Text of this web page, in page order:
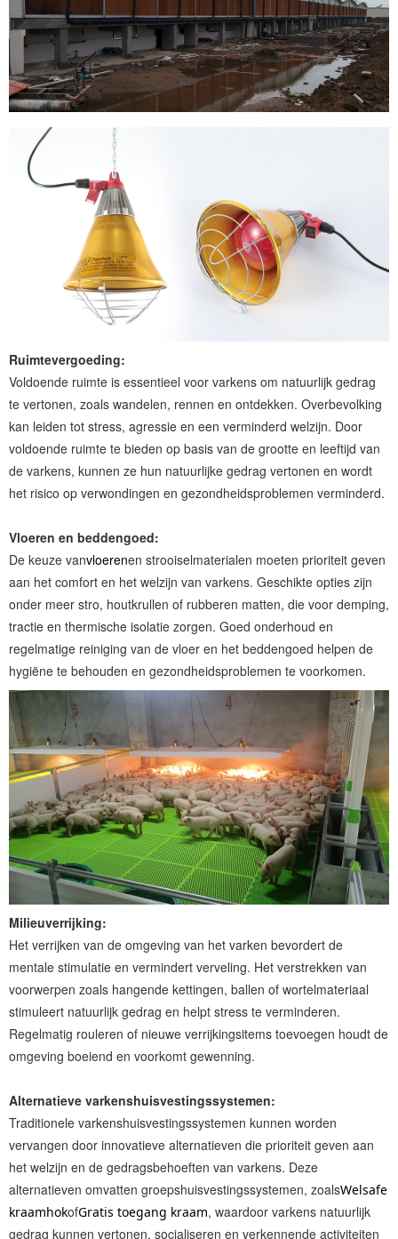
Ruimtevergoeding:
Voldoende ruimte is essentieel voor varkens om natuurlijk gedrag
te vertonen, zoals wandelen, rennen en ontdekken. Overbevolking
kan leiden tot stress, agressie en een verminderd welzijn. Door
voldoende ruimte te bieden op basis van de grootte en leeftijd van
de varkens, kunnen ze hun natuurlijke gedrag vertonen en wordt
het risico op verwondingen en gezondheidsproblemen verminderd.
Vloeren en beddengoed:
De keuze vanvloerenen strooiselmaterialen moeten prioriteit geven
aan het comfort en het welzijn van varkens. Geschikte opties zijn
onder meer stro, houtkrullen of rubberen matten, die voor demping,
tractie en thermische isolatie zorgen. Goed onderhoud en
regelmatige reiniging van de vloer en het beddengoed helpen de
hygiëne te behouden en gezondheidsproblemen te voorkomen.
Milieuverrijking:
Het verrijken van de omgeving van het varken bevordert de
mentale stimulatie en vermindert verveling. Het verstrekken van
voorwerpen zoals hangende kettingen, ballen of wortelmateriaal
stimuleert natuurlijk gedrag en helpt stress te verminderen.
Regelmatig rouleren of nieuwe verrijkingsitems toevoegen houdt de
omgeving boeiend en voorkomt gewenning.
Alternatieve varkenshuisvestingssystemen:
Traditionele varkenshuisvestingssystemen kunnen worden
vervangen door innovatieve alternatieven die prioriteit geven aan
het welzijn en de gedragsbehoeften van varkens. Deze
alternatieven omvatten groepshuisvestingssystemen, zoalsWelsafe
kraamhokofGratis toegang kraam, waardoor varkens natuurlijk
gedrag kunnen vertonen, socialiseren en verkennende activiteiten